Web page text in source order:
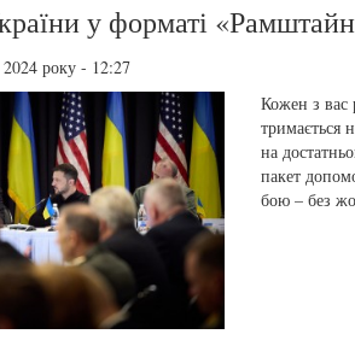
у форматі
2024 року - 12:27
Кожен з вас
тримається
на
пакет
бою – без